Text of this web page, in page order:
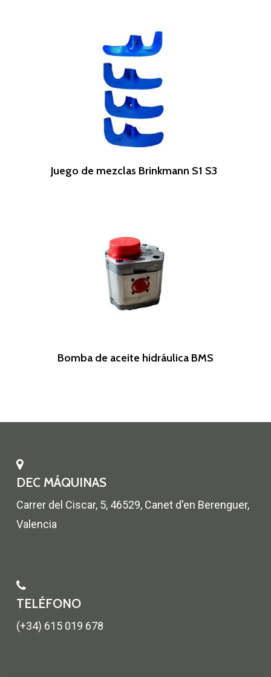
Leer Más
Juego de mezclas Brinkmann S1 S3
Leer Más
Bomba de aceite hidráulica BMS
DEC MÁQUINAS
Carrer del Ciscar, 5, 46529, Canet d'en Berenguer,
Valencia
TELÉFONO
(+34) 615 019 678